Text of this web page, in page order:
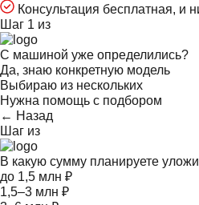
Консультация бесплатная, и
Шаг 1 из
С машиной уже определились?
Да, знаю конкретную модель
Выбираю из нескольких
Нужна помощь с подбором
← Назад
Шаг из
В какую сумму планируете
до 1,5 млн ₽
1,5–3 млн ₽